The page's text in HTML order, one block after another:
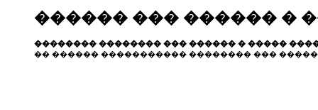
������ ��� ������ �
�������� �������� ��� ������ � �����
�� ������ ����������� �������� ���